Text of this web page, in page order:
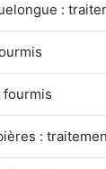
:
fourmis
: